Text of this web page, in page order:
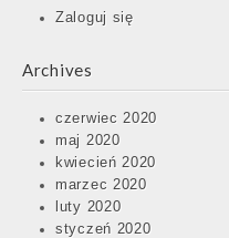
Zaloguj się
Archives
czerwiec 2020
maj 2020
kwiecień 2020
marzec 2020
luty 2020
styczeń 2020